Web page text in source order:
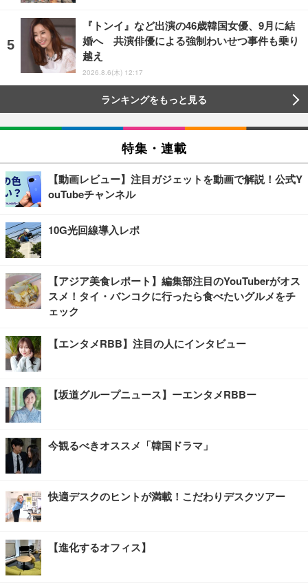
『トンイ』など出演の46歳韓国女優、9月に結
婚へ 共演俳優による強制わいせつ事件も乗り
越え
2026.8.6(木) 12:17
ランキングをもっと見る
特集・連載
【動画レビュー】注目ガジェットを動画で解説！公式Y
ouTubeチャンネル
10G光回線導入レポ
【アジア美食レポート】編集部注目のYouTuberがオス
スメ！タイ・バンコクに行ったら食べたいグルメをチ
ェック
【エンタメRBB】注目の人にインタビュー
【坂道グループニュース】ーエンタメRBBー
今観るべきオススメ「韓国ドラマ」
快適デスクのヒントが満載！こだわりデスクツアー
【進化するオフィス】